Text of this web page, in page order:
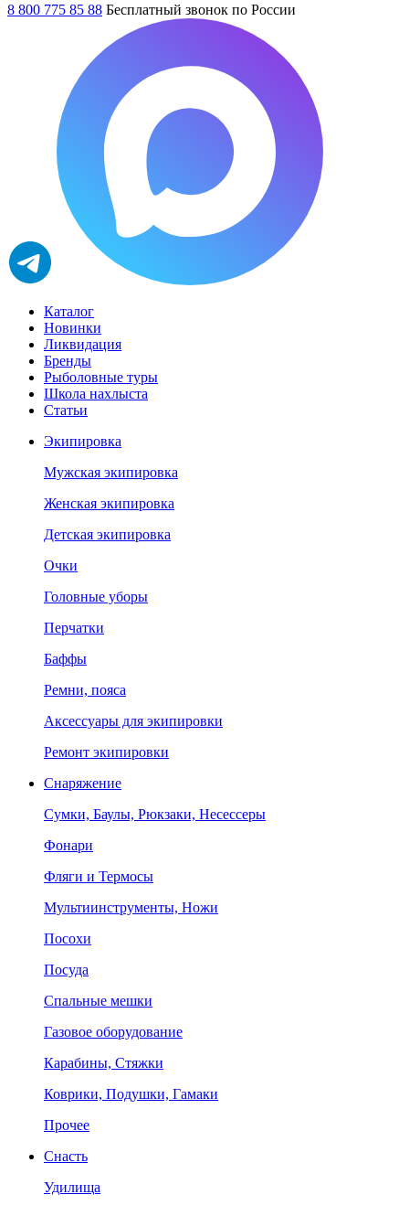
8 800 775 85 88 Бесплатный звонок по России
Каталог
Новинки
Ликвидация
Бренды
Рыболовные туры
Школа нахлыста
Статьи
Экипировка
Мужская экипировка
Женская экипировка
Детская экипировка
Очки
Головные уборы
Перчатки
Баффы
Ремни, пояса
Аксессуары для экипировки
Ремонт экипировки
Снаряжение
Сумки, Баулы, Рюкзаки, Несессеры
Фонари
Фляги и Термосы
Мультиинструменты, Ножи
Посохи
Посуда
Спальные мешки
Газовое оборудование
Карабины, Стяжки
Коврики, Подушки, Гамаки
Прочее
Снасть
Удилища